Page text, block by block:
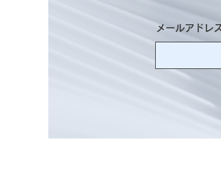
メールアドレ